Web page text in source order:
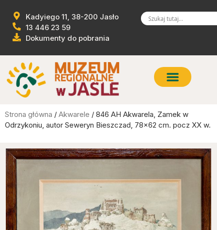
Kadyiego 11, 38-200 Jasło
13 446 23 59
Dokumenty do pobrania
Strona główna / Akwarele / 846 AH Akwarela, Zamek w
Odrzykoniu, autor Seweryn Bieszczad, 78×62 cm. pocz XX w.